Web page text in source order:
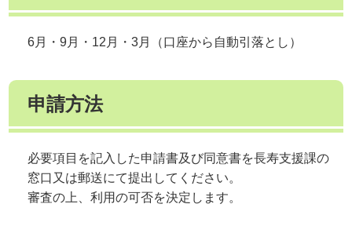
6月・9月・12月・3月（口座から自動引落とし）
申請方法
必要項目を記入した申請書及び同意書を長寿支援課の
窓口又は郵送にて提出してください。
審査の上、利用の可否を決定します。